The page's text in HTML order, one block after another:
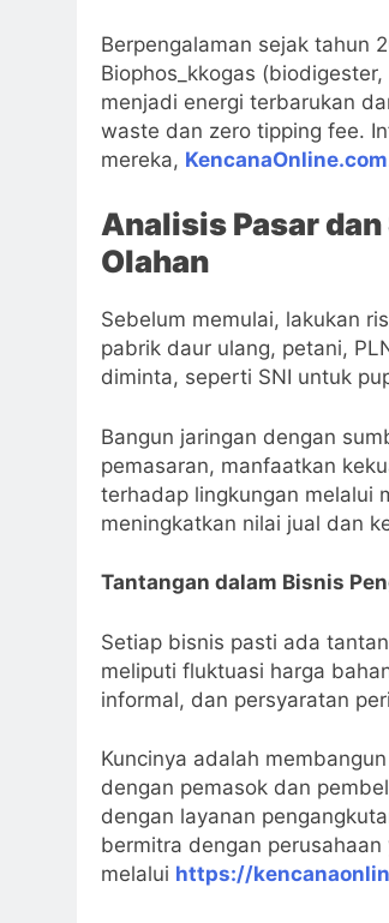
Berpengalaman sejak tahun
Biophos_kkogas
menjadi energi terbarukan
waste dan zero tipping fee.
mereka, KencanaOnline.com
Analisis Pasar
Olahan
Sebelum memulai, lakukan
pabrik daur ulang, petani,
diminta, seperti SNI untuk
Bangun jaringan dengan
pemasaran, manfaatkan
terhadap lingkungan melalui
meningkatkan nilai jual dan
Tantangan dalam Bisnis
Setiap bisnis pasti ada
meliputi fluktuasi harga
informal, dan persyaratan
Kuncinya adalah
dengan pemasok dan
dengan layanan
bermitra dengan
melalui https://